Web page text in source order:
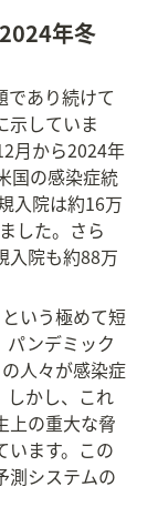
年冬
であり続けて
示していま
月から2024年
国の感染症統
入院は約16万
した。さら
入院も約88万
いう極めて短
パンデミック
人々が感染症
しかし、これ
上の重大な脅
います。この
測システムの